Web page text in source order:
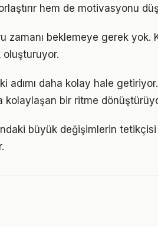
hem de motivasyonu
beklemeye gerek yok.
adımı daha kolay hale getiriyor.
kolaylaşan bir ritme
büyük değişimlerin tetikçisi